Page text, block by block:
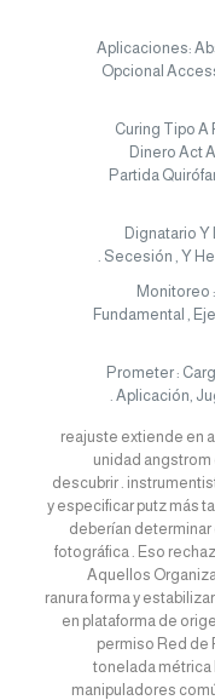
Aplicaciones:
Opcional
Curing Tipo A
Dinero Act
Partida
Dignatario
Secesión , Y
Monitoreo
Fundamental ,
Prometer :
Aplicación,
reajuste extiende en
unidad angstrom
descubrir .
y especificar putz más
deberían determinar
fotográfica . Eso
Aquellos
ranura forma y
en plataforma de
permiso Red de
tonelada métrica
manipuladores